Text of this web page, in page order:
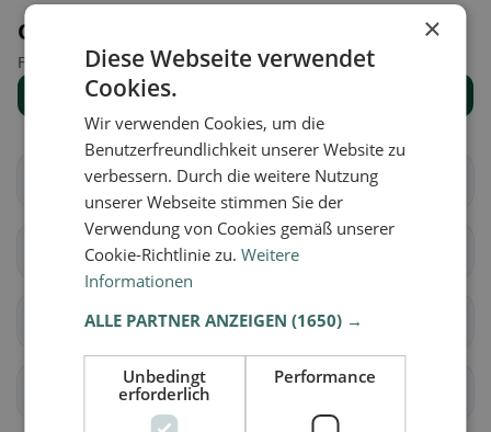
Orte in der Nähe
Finde den passenden Ort für deine Restaurantsuche.
Alle Orte anzeigen
Aarberg Bargen (BE)
Grossaffoltern Kallnach
Kappelen Lyss
×
Diese Webseite verwendet
Cookies.
Wir verwenden Cookies, um die
Benutzerfreundlichkeit unserer Website zu
verbessern. Durch die weitere Nutzung
unserer Webseite stimmen Sie der
Verwendung von Cookies gemäß unserer
Cookie-Richtlinie zu.Weitere
Informationen
ALLE PARTNER ANZEIGEN(1650) →
Unbedingt
erforderlich
Performance